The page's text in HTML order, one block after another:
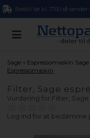
Bestill før kl. 17.00 så sender
Sage » Espressomaskin Sage
Espressomaskin
Filter, Sage
Vurdering for Filter,
Log ind for at bedømme